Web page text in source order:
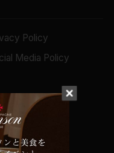
Policy
Media Policy